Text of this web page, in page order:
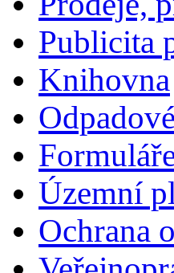
Publicita
Knihovna
Územní
Ochrana